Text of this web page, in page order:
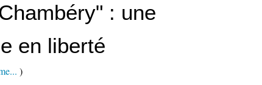
: une
en liberté
)